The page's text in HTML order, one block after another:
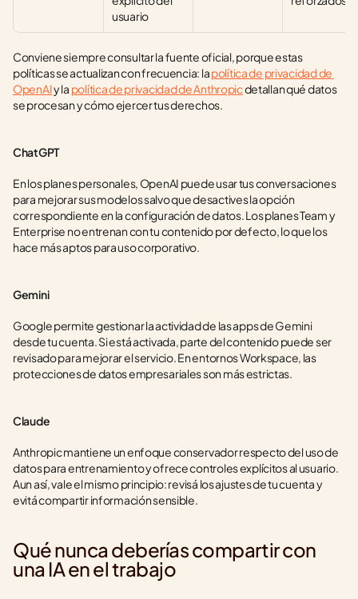
usuario
Conviene siempre consultar la fuente oficial, porque estas
políticas se actualizan con frecuencia: la política de privacidad de
OpenAI y la política de privacidad de Anthropic detallan qué datos
se procesan y cómo ejercer tus derechos.
ChatGPT
En los planes personales, OpenAI puede usar tus conversaciones
para mejorar sus modelos salvo que desactives la opción
correspondiente en la configuración de datos. Los planes Team y
Enterprise no entrenan con tu contenido por defecto, lo que los
hace más aptos para uso corporativo.
Gemini
Google permite gestionar la actividad de las apps de Gemini
desde tu cuenta. Si está activada, parte del contenido puede ser
revisado para mejorar el servicio. En entornos Workspace, las
protecciones de datos empresariales son más estrictas.
Claude
Anthropic mantiene un enfoque conservador respecto del uso de
datos para entrenamiento y ofrece controles explícitos al usuario.
Aun así, vale el mismo principio: revisá los ajustes de tu cuenta y
evitá compartir información sensible.
Qué nunca deberías compartir con
una IA en el trabajo